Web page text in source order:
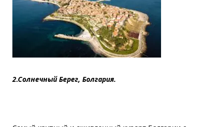
2.Солнечный Берег, Болгария.